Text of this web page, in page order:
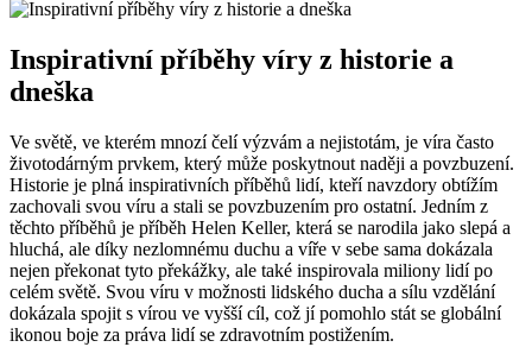
Inspirativní příběhy víry z historie a
dneška
Ve světě, ve kterém mnozí čelí výzvám a nejistotám, je víra často
životodárným prvkem, který může poskytnout naději a povzbuzení.
Historie je plná inspirativních příběhů lidí, kteří navzdory obtížím
zachovali svou víru a stali se povzbuzením pro ostatní. Jedním z
těchto příběhů je příběh Helen Keller, která se narodila jako slepá a
hluchá, ale díky nezlomnému duchu a víře v sebe sama dokázala
nejen překonat tyto překážky, ale také inspirovala miliony lidí po
celém světě. Svou víru v možnosti lidského ducha a sílu vzdělání
dokázala spojit s vírou ve vyšší cíl, což jí pomohlo stát se globální
ikonou boje za práva lidí se zdravotním postižením.